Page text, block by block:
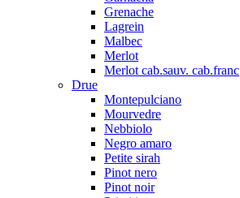
Grenache
Lagrein
Malbec
Merlot
Merlot cab.sauv. cab.franc
Drue
Montepulciano
Mourvedre
Nebbiolo
Negro amaro
Petite sirah
Pinot nero
Pinot noir